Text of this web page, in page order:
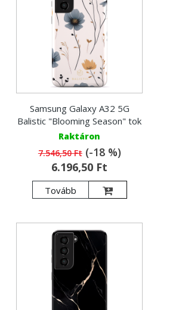
Samsung Galaxy A32 5G
Balistic "Blooming Season" tok
Raktáron
7.546,50 Ft(-18 %)
6.196,50 Ft
Tovább